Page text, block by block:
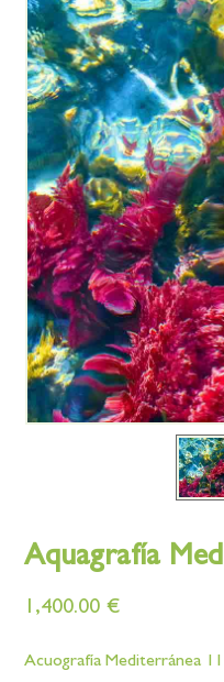
Aquagrafía
1,400.00€
Acuografía Mediterránea 11